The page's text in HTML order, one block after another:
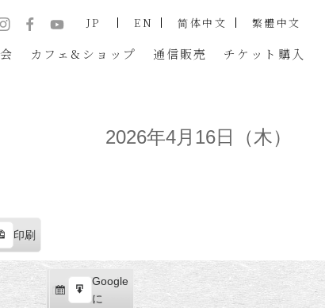
カフェ&ショップ 通信販売 チケット 購入
JP EN 简体中文 繁體中文
2026年4月16日（木）
印刷
Google
で
購
Google
に
エ